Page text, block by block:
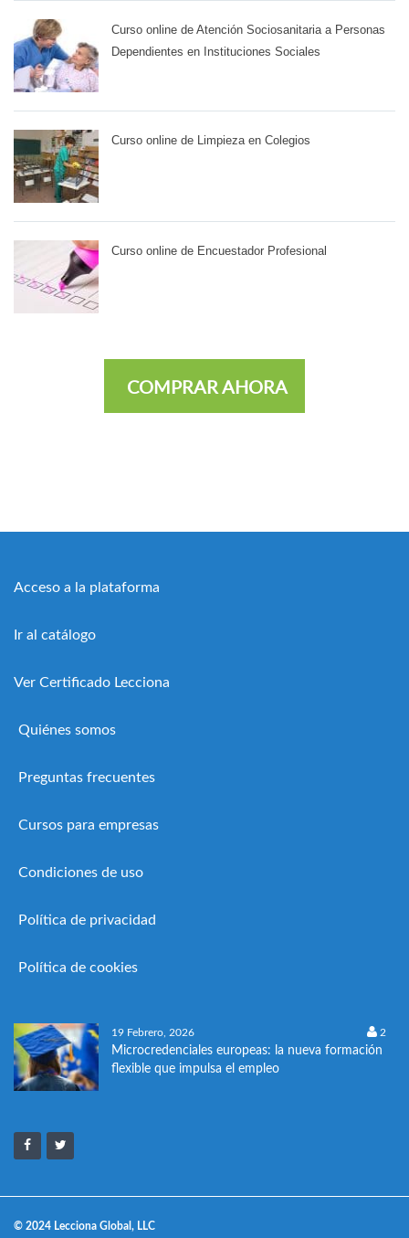
Curso online de Atención Sociosanitaria a Personas
Dependientes en Instituciones Sociales
Curso online de Limpieza en Colegios
Curso online de Encuestador Profesional
COMPRAR AHORA
Acceso a la plataforma
Ir al catálogo
Ver Certificado Lecciona
Quiénes somos
Preguntas frecuentes
Cursos para empresas
Condiciones de uso
Política de privacidad
Política de cookies
19 Febrero, 2026 2
Microcredenciales europeas: la nueva formación
flexible que impulsa el empleo
© 2024 Lecciona Global, LLC